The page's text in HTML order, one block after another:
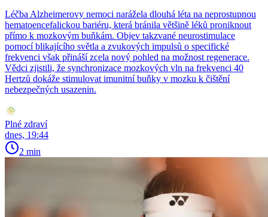
Léčba Alzheimerovy nemoci narážela dlouhá léta na neprostupnou
hematoencefalickou bariéru, která bránila většině léků proniknout
přímo k mozkovým buňkám. Objev takzvané neurostimulace
pomocí blikajícího světla a zvukových impulsů o specifické
frekvenci však přináší zcela nový pohled na možnost regenerace.
Vědci zjistili, že synchronizace mozkových vln na frekvenci 40
Hertzů dokáže stimulovat imunitní buňky v mozku k čištění
nebezpečných usazenin.
Plné zdraví
dnes, 19:44
2 min